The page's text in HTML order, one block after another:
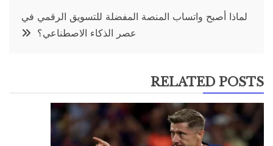
لماذا أصبح واتساب المنصة المفضلة للتسويق الرقمي في
عصر الذكاء الاصطناعي؟
RELATED POSTS